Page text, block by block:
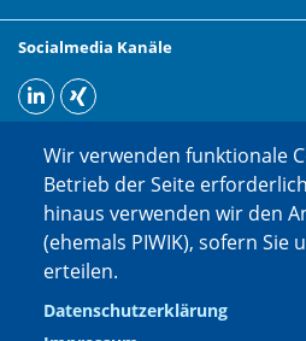
Socialmedia Kanäle
Wir verwenden funktionale
Betrieb der Seite
hinaus verwenden wir den
(ehemals PIWIK), sofern Sie
erteilen.
Datenschutzerklärung